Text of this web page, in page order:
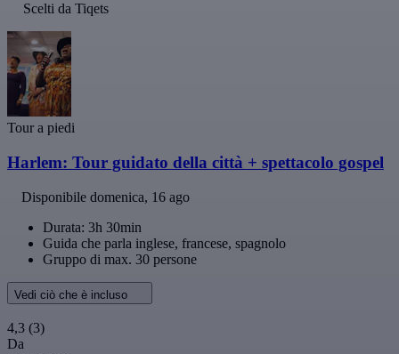
Scelti da Tiqets
Tour a piedi
Harlem: Tour guidato della città + spettacolo gospel
Disponibile domenica, 16 ago
Durata: 3h 30min
Guida che parla inglese, francese, spagnolo
Gruppo di max. 30 persone
Vedi ciò che è incluso
4,3 (3)
Da